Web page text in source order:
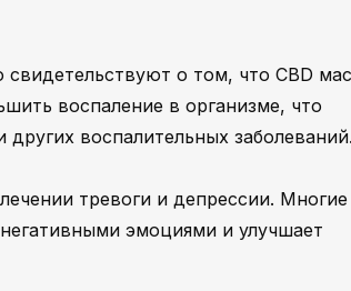
о том, что CBD
воспаление в организме, что
воспалительных заболеваний.
тревоги и депрессии. Многие
эмоциями и улучшает